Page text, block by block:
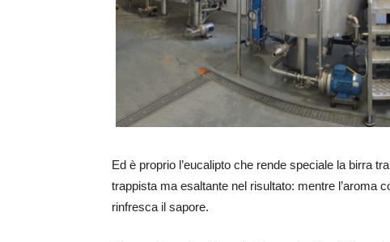
Ed è proprio l’eucalipto che rende speciale la birra
trappista ma esaltante nel risultato: mentre l’aroma
rinfresca il sapore.